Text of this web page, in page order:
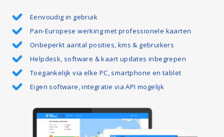
Eenvoudig in gebruik
Pan-Europese werking met professionele kaarten
Onbeperkt aantal posities, kms & gebruikers
Helpdesk, software & kaart updates inbegrepen
Toegankelijk via elke PC, smartphone en tablet
Eigen software, integratie via API mogelijk